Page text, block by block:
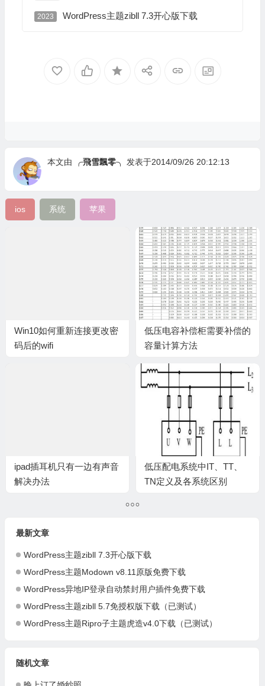
2023 WordPress主题zibll 7.3开心版下载
本文由 ╭飛雪飄零╮ 发表于2014/09/26 20:12:13
ios 系统 苹果
Win10如何重新连接更改密
码后的wifi
低压电容补偿柜需要补偿的
容量计算方法
ipad插耳机只有一边有声音
解决办法
低压配电系统中IT、TT、
TN定义及各系统区别
最新文章
WordPress主题zibll 7.3开心版下载
WordPress主题Modown v8.11原版免费下载
WordPress异地IP登录自动禁封用户插件免费下载
WordPress主题zibll 5.7免授权版下载（已测试）
WordPress主题Ripro子主题虎造v4.0下载（已测试）
随机文章